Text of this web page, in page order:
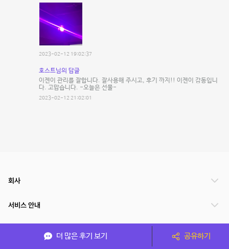
2023-02-12 19:02:37
호스트님의 답글
이젠이 관리를 잘합니다. 잘사용해 주시고, 후기 까지!! 이젠이 감동입니
다. 고맙습니다. -오늘은 선물-
2023-02-12 21:02:01
더 많은 후기 보기 공유하기
회사
서비스 안내